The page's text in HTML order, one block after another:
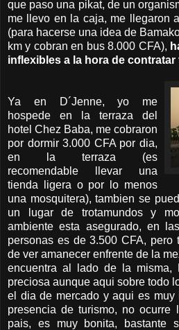
que paso una pikat, de un
me llevo en la caja, me llegaron
(para hacerse una idea de
km y cobran en bus 8.000 CFA),
inflexibles a la hora de
Ya en D´Jenne, yo me
hospede en la terraza del
hotel Chez Baba, me cobraron
por dormir 3.000 CFA por dia,
en la terraza (es
recomendable llevar una
tienda ligera o por lo menos
una mosquitera), tambien se
un lugar de trotamundos y
ambiente esta asegurado, en
personas es de 3.500 CFA, pero
de ver amanecer enfrente de la
encuentra al lado de la misma,
preciosa aunque aqui sobre todo
el dia de mercado y aqui es muy
presencia de turismo, no ocurre
pais, es muy bonita, bastante